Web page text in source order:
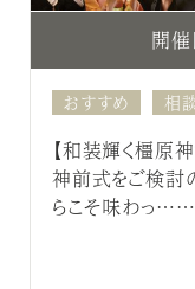
開催
おすすめ 相
【和装輝く橿
神前式をご検討
らこそ味わっ……